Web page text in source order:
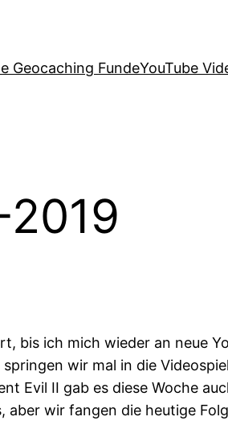
Geocaching FundeYouTube
bis ich mich wieder an neue
wir mal in die
Evil II gab es diese Woche
aber wir fangen die heutige